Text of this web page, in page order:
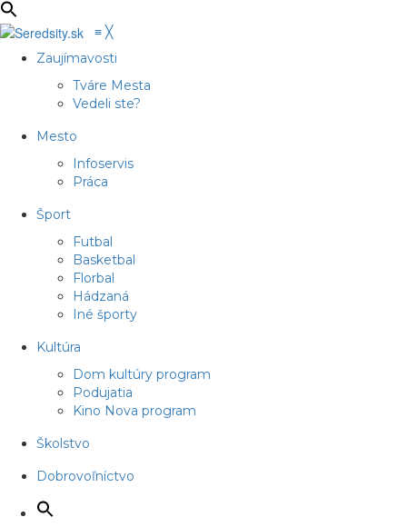
≡ ╳
Zaujímavosti
Tváre Mesta
Vedeli ste?
Mesto
Infoservis
Práca
Šport
Futbal
Basketbal
Florbal
Hádzaná
Iné športy
Kultúra
Dom kultúry program
Podujatia
Kino Nova program
Školstvo
Dobrovoľníctvo